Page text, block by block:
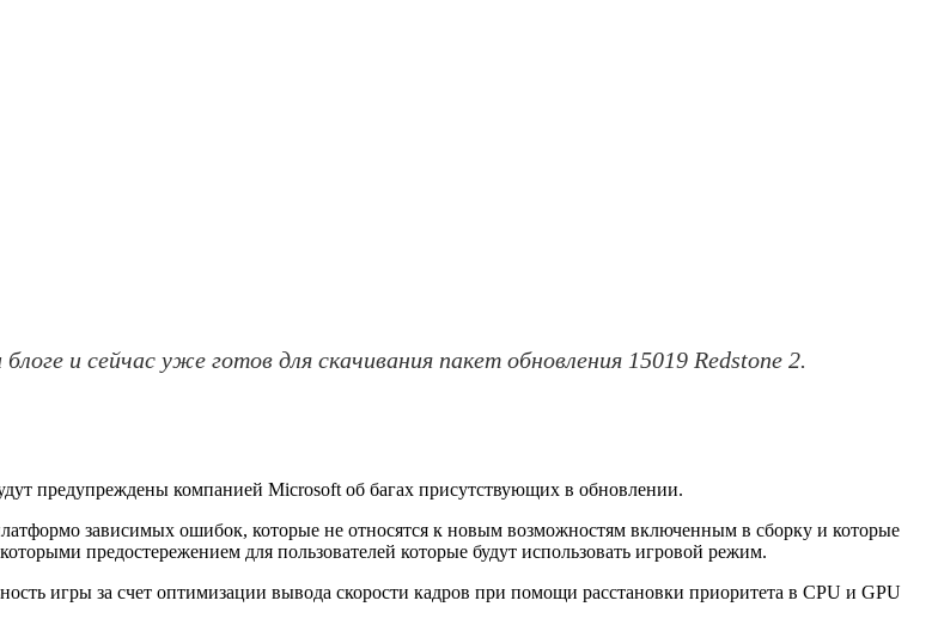
и сейчас уже готов для скачивания пакет обновления 15019 Redstone 2.
предупреждены компанией Microsoft об багах присутствующих в обновлении.
зависимых ошибок, которые не относятся к новым возможностям включенным в сборку и которые
предостережением для пользователей которые будут использовать игровой режим.
игры за счет оптимизации вывода скорости кадров при помощи расстановки приоритета в CPU и GPU